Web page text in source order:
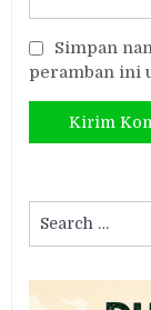
Simpan
peramban ini
for: